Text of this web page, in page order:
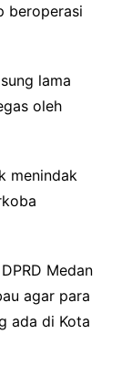
beroperasi
lama
oleh
menindak
Medan
agar para
ada di Kota